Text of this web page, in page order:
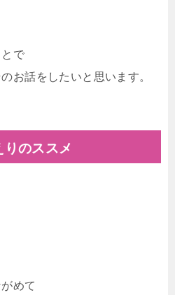
で
お話をしたいと思います。
のススメ
めて